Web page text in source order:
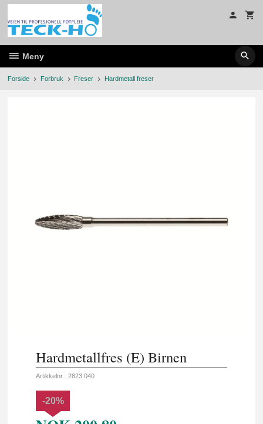
Gå
innholdet
Meny
Forside Forbruk Freser Hardmetall freser
Hardmetallfres (E) Birnen
Artikkelnr.: 2823.040
-20%